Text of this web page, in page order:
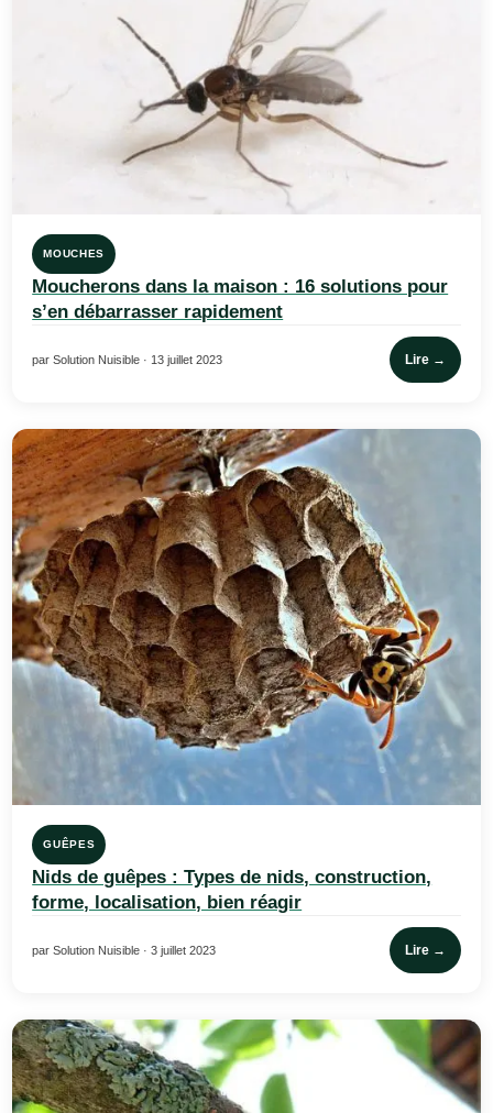
MOUCHES
Moucherons dans la maison : 16 solutions pour
s’en débarrasser rapidement
par Solution Nuisible · 13 juillet 2023 Lire →
GUÊPES
Nids de guêpes : Types de nids, construction,
forme, localisation, bien réagir
par Solution Nuisible · 3 juillet 2023 Lire →